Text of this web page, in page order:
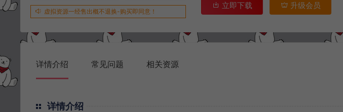
虚拟资源一经售出概不退换-购买即同意！
立即下载 升级会员
详情介绍 常见问题 相关资源
详情介绍